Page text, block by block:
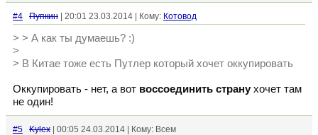
#4 Пупкин | 20:01 23.03.2014 | Кому: Котовод
> > А как ты думаешь? :)
>
> В Китае тоже есть Путлер который хочет оккупировать
Оккупировать - нет, а вот воссоединить страну хочет там
не один!
#5 Kylex | 00:05 24.03.2014 | Кому: Всем